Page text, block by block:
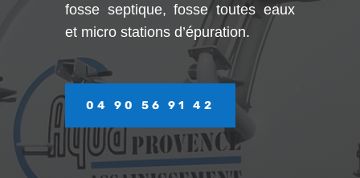
fosse septique, fosse toutes eaux
et micro stations d’épuration.
04 90 56 91 42